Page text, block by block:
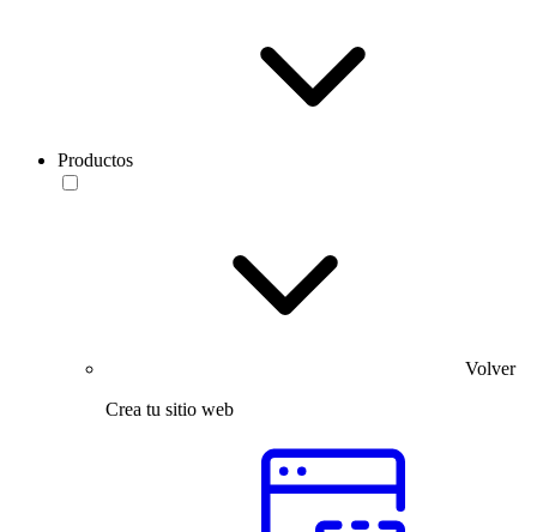
Productos
Volver
Crea tu sitio web